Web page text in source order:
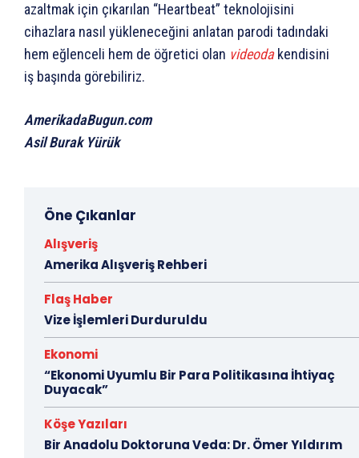
azaltmak için çıkarılan “Heartbeat” teknolojisini
cihazlara nasıl yükleneceğini anlatan parodi tadındaki
hem eğlenceli hem de öğretici olan videodakendisini
iş başında görebiliriz.
AmerikadaBugun.com
Asil Burak Yürük
Öne Çıkanlar
Alışveriş
Amerika Alışveriş Rehberi
Flaş Haber
Vize İşlemleri Durduruldu
Ekonomi
“Ekonomi Uyumlu Bir Para Politikasına İhtiyaç
Duyacak”
Köşe Yazıları
Bir Anadolu Doktoruna Veda: Dr. Ömer Yıldırım